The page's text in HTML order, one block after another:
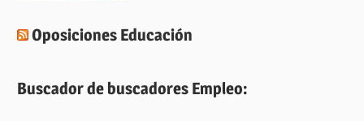
Oposiciones Educación
Buscador de buscadores Empleo: